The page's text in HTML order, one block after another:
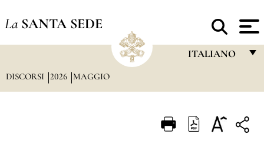
La SANTA SEDE
ITALIANO
ITALIANO
DISCORSI 2026 MAGGIO